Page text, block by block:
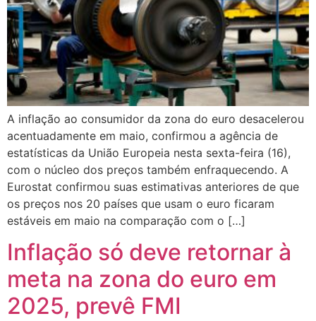
A inflação ao consumidor da zona do euro desacelerou
acentuadamente em maio, confirmou a agência de
estatísticas da União Europeia nesta sexta-feira (16),
com o núcleo dos preços também enfraquecendo. A
Eurostat confirmou suas estimativas anteriores de que
os preços nos 20 países que usam o euro ficaram
estáveis em maio na comparação com o […]
Inflação só deve retornar à
meta na zona do euro em
2025, prevê FMI